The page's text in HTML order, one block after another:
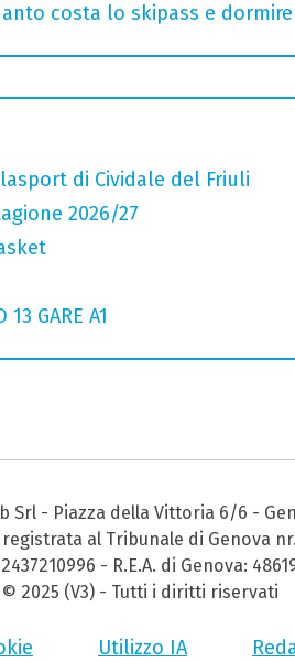
costa lo skipass e
di Cividale del Friuli
2026/27
GARE A1
Srl - Piazza della Vittoria 6/6 -
al Tribunale di Genova
- R.E.A. di Genova:
2025 (V3) - Tutti i diritti riservati
Utilizzo IA